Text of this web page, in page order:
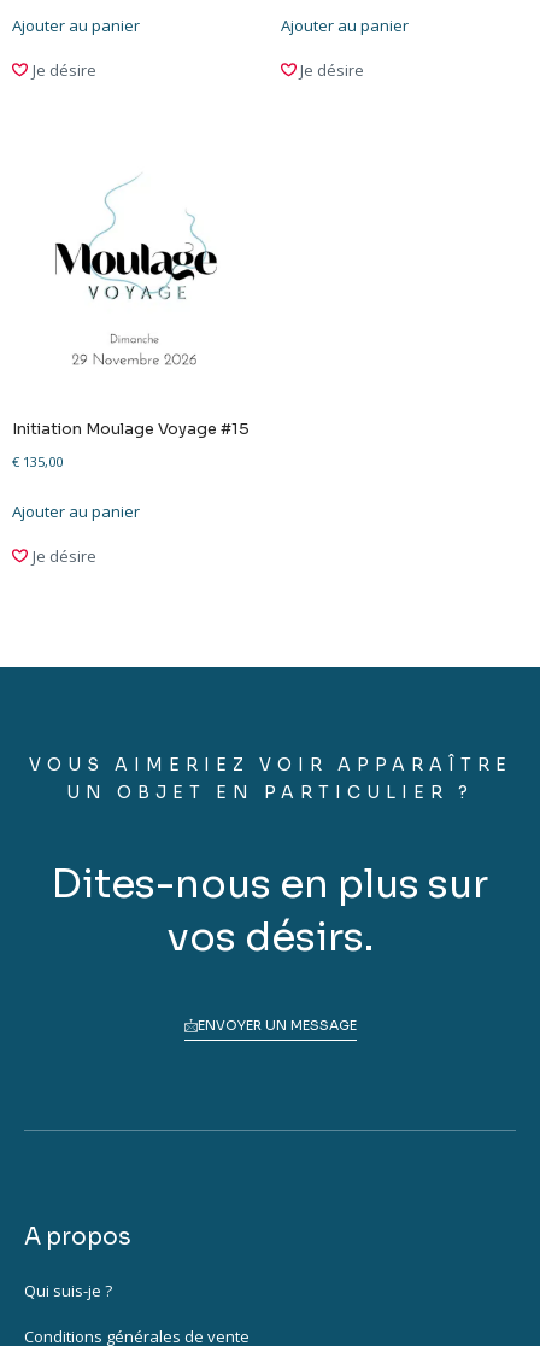
Ajouter au panier
Je désire
Ajouter au panier
Je désire
Initiation Moulage Voyage #15
€ 135,00
Ajouter au panier
Je désire
VOUS AIMERIEZ VOIR APPARAÎTRE
UN OBJET EN PARTICULIER ?
Dites-nous en plus sur
vos désirs.
ENVOYER UN MESSAGE
A propos
Qui suis-je ?
Conditions générales de vente